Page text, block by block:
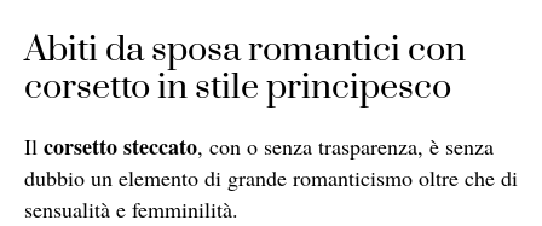
Abiti da sposa romantici con
corsetto in stile principesco
Il corsetto steccato, con o senza trasparenza, è senza
dubbio un elemento di grande romanticismo oltre che di
sensualità e femminilità.